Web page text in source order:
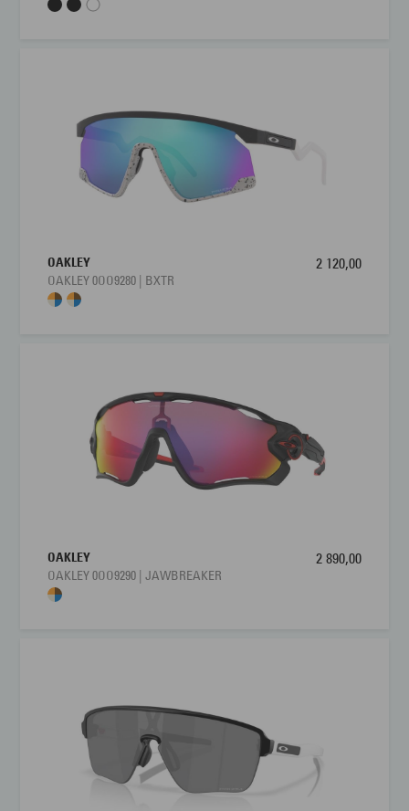
OAKLEY
OAKLEY 0OO9280 | BXTR
2 120,00
OAKLEY
OAKLEY 0OO9290 | JAWBREAKER
2 890,00